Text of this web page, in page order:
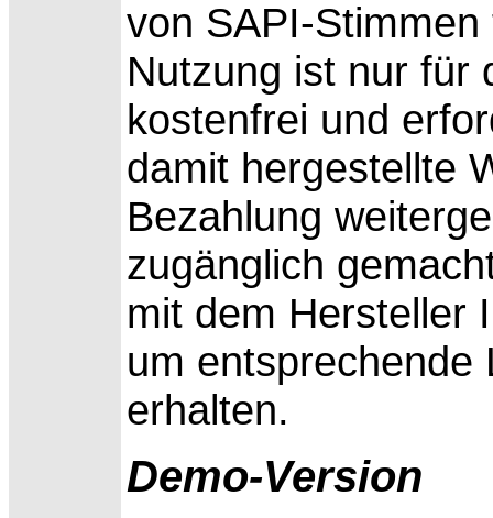
von SAPI-
Nutzung ist nur für
kostenfrei und
damit hergestellte
Bezahlung
zugänglich
mit dem Hersteller
um entsprechende
erhalten.
Demo-Version